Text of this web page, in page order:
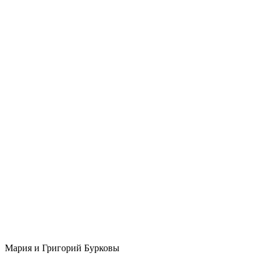
Мария и Григорий Бурковы